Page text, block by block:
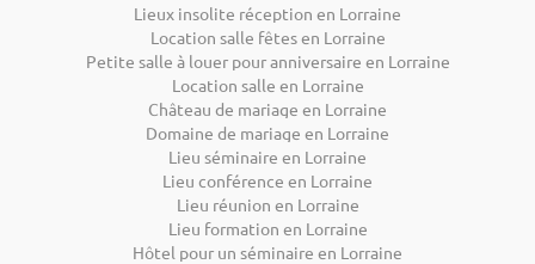
Lieux insolite réception en Lorraine
Location salle fêtes en Lorraine
Petite salle à louer pour anniversaire en Lorraine
Location salle en Lorraine
Château de mariage en Lorraine
Domaine de mariage en Lorraine
Lieu séminaire en Lorraine
Lieu conférence en Lorraine
Lieu réunion en Lorraine
Lieu formation en Lorraine
Hôtel pour un séminaire en Lorraine